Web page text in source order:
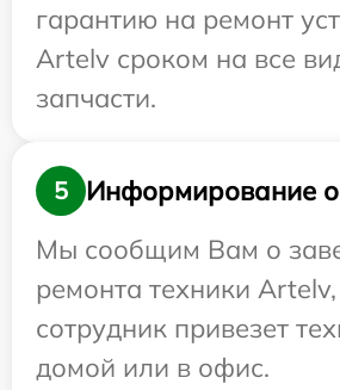
гарантию на ремонт
Artelv сроком на все
запчасти.
5
Информирование о
Мы сообщим Вам о
ремонта техники
сотрудник привезет
домой или в офис.